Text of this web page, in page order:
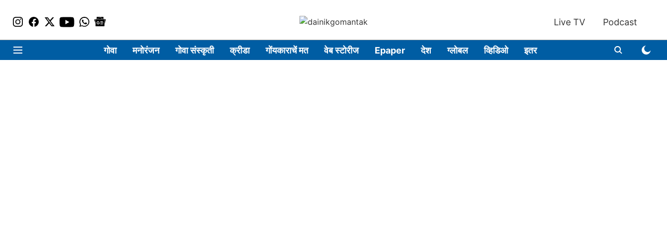
Live TV Podcast
गोवा मनोरंजन गोवा संस्कृती क्रीडा गोंयकाराचें मत वेब स्टोरीज Epaper देश ग्लोबल व्हिडिओ इतर